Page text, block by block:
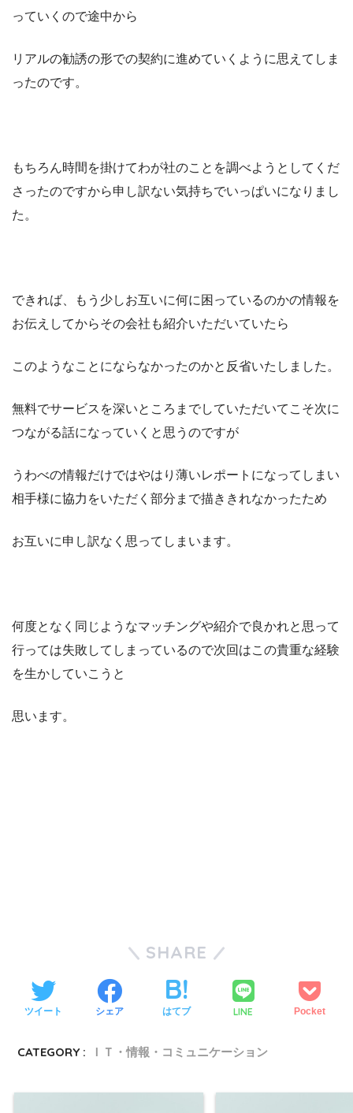
っていくので途中から
リアルの勧誘の形での契約に進めていくように思えてしま
ったのです。
もちろん時間を掛けてわが社のことを調べようとしてくだ
さったのですから申し訳ない気持ちでいっぱいになりまし
た。
できれば、もう少しお互いに何に困っているのかの情報を
お伝えしてからその会社も紹介いただいていたら
このようなことにならなかったのかと反省いたしました。
無料でサービスを深いところまでしていただいてこそ次に
つながる話になっていくと思うのですが
うわべの情報だけではやはり薄いレポートになってしまい
相手様に協力をいただく部分まで描ききれなかったため
お互いに申し訳なく思ってしまいます。
何度となく同じようなマッチングや紹介で良かれと思って
行っては失敗してしまっているので次回はこの貴重な経験
を生かしていこうと
思います。
SHARE
ツイート シェア はてブ LINE Pocket
CATEGORY : ＩＴ・情報・コミュニケーション